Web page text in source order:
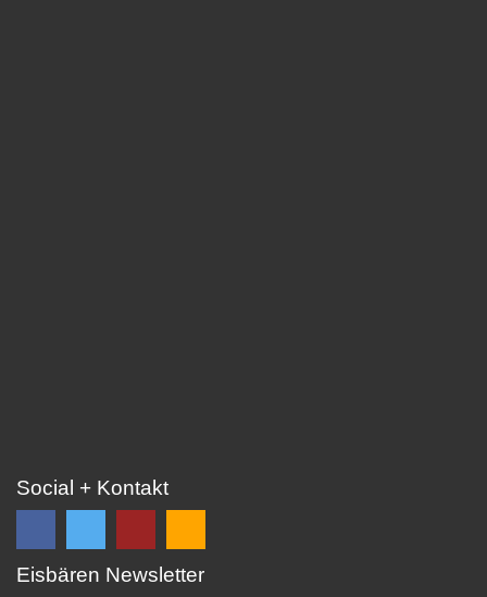
Social + Kontakt
Folge Folge EC
Falls
Eisbären Newsletter